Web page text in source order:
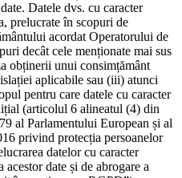
Datele dvs. cu caracter
prelucrate în scopuri de
acordat Operatorului de
decât cele menționate mai sus
obținerii unui consimțământ
aplicabile sau (iii) atunci
pentru care datele cu caracter
(articolul 6 alineatul (4) din
al Parlamentului European și al
privind protecția persoanelor
datelor cu caracter
date și de abrogare a